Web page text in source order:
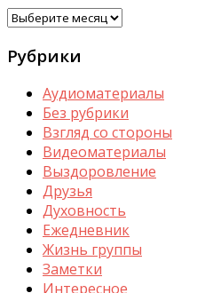
Архивы
Рубрики
Аудиоматериалы
Без рубрики
Взгляд со стороны
Видеоматериалы
Выздоровление
Друзья
Духовность
Ежедневник
Жизнь группы
Заметки
Интересное